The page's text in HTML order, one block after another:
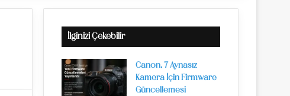
İlginizi Çekebilir
Canon, 7 Aynasız
Kamera İçin Firmware
Güncellemesi